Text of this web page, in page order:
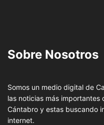
Sobre Nosotros
Somos un medio digital de
las noticias más importantes
Cántabro y estas buscando
internet.